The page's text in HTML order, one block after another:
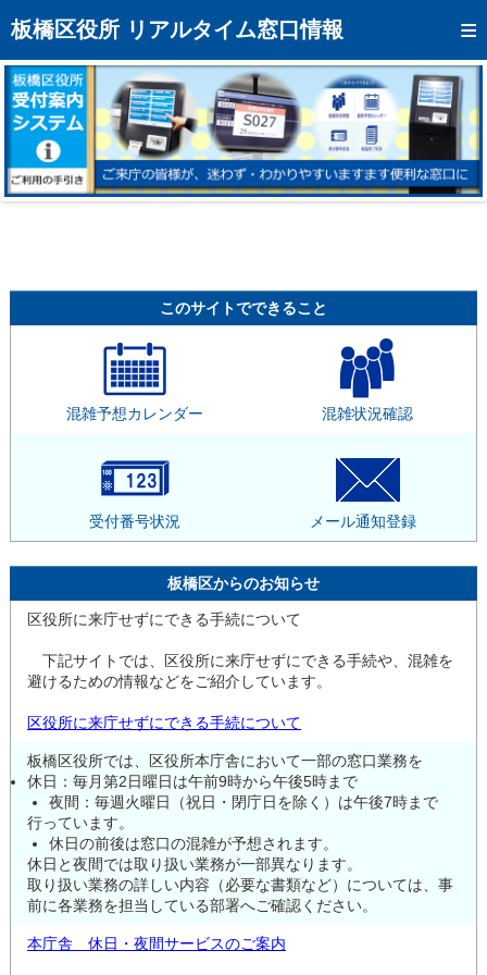
板橋区役所 リアルタイム窓口情報
トップページへ
混雑予想カレンダー
リアルタイム混雑状況
リアルタイム受付番号状況
メール通知登録
モバイルサイト
区役所フロアマップ
このサイトでできること
混雑予想カレンダー 混雑状況確認
受付番号状況 メール通知登録
板橋区からのお知らせ
区役所に来庁せずにできる手続について
下記サイトでは、区役所に来庁せずにできる手続や、混雑を
避けるための情報などをご紹介しています。
区役所に来庁せずにできる手続について
板橋区役所では、区役所本庁舎において一部の窓口業務を
休日：毎月第2日曜日は午前9時から午後5時まで
夜間：毎週火曜日（祝日・閉庁日を除く）は午後7時まで
行っています。
休日の前後は窓口の混雑が予想されます。
休日と夜間では取り扱い業務が一部異なります。
取り扱い業務の詳しい内容（必要な書類など）については、事
前に各業務を担当している部署へご確認ください。
本庁舎 休日・夜間サービスのご案内